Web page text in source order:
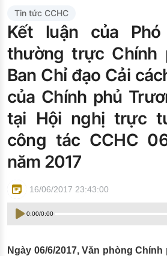
Đào tạo ISO
Tin tức CCHC
Kết luận của
thường trực Chính
Ban Chỉ đạo Cải
của Chính phủ
tại Hội nghị trực
công tác CCHC
năm 2017
16/06/2017 23:43:00
0:00/0:00
Ngày 06/6/2017, Văn phòng